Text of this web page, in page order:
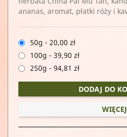
ananas, aromat, płatki róży i
50g - 20,00 zł
100g - 39,90 zł
250g - 94,81 zł
DODAJ DO
WIĘCEJ